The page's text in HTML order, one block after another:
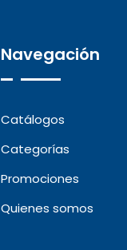
Navegación
Catálogos
Categorías
Promociones
Quienes somos